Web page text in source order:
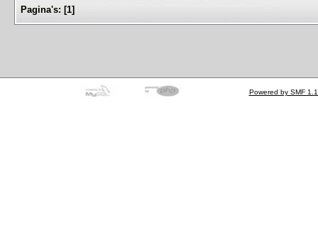
Pagina's: [1]
Powered by SMF